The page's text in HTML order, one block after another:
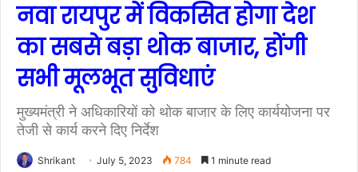
नवा रायपुर में विकसित होगा देश
का सबसे बड़ा थोक बाजार, होंगी
सभी मूलभूत सुविधाएं
मुख्यमंत्री ने अधिकारियों को थोक बाजार के लिए कार्ययोजना पर
तेजी से कार्य करने दिए निर्देश
Shrikant July 5, 2023 784 1 minute read